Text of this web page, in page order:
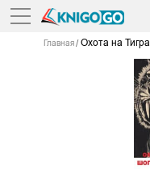
Главная Охота на Тигра